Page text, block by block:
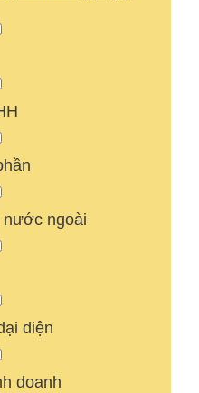
nước ngoài
diện
doanh